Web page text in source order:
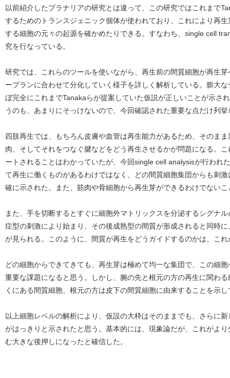
以前紹介したプラナリアの研究とは違って、この研究ではこれまで
するためのトランスジェニック個体が使われており、これにより再
する細胞の元々の起源を確かめたりできる。すなわち、single cell
究を行なっている。
研究では、これらのツールを使いながら、再生前の間質細胞が再生
ープランに合わせて分化していく様子を詳しく解析している。膨大
ぼ完全にこれまでTanakaらが提案していた仮説が正しいことが示さ
うのも、あまりにそっけないので、今回確認された重要な点だけ列
四肢再生では、もちろん皮膚や血管は再生能力があるため、そのま
肉、そしてそれをつなぐ腱などをどう再生させるかが問題になる。
ートされることはわかっていたが、今回single cell analysisが行われ
て再生に働くものがあるわけではなく、どの間質細胞集団からも刺
確に示された。また、筋肉や骨細胞から再生芽ができるわけでない
また、手を切断するとすぐに細胞外マトリックスを分泌するシグナ
症型の刺激により始まり、その後成熟型の間質が形成されると同時
が見られる。このように、間質が再生をどうガイドするのかは、こ
どの細胞からできてきても、再生芽は極めて均一な集団で、この細
重要な課題になると思う。しかし、腕の先と根元の方の再生に関わ
くにある間質細胞、根元の方は皮下の間質細胞に由来することを示し
以上細胞レベルの解析により、仮設の大枠はそのままでも、さらに
がはっきりと示されたと思う。基本的には、現象論だが、これがよ
む大きな後押しになったと確信した。